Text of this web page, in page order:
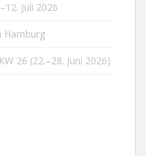
Juli 2026
Hamburg
26 (22.–28. Juni 2026)